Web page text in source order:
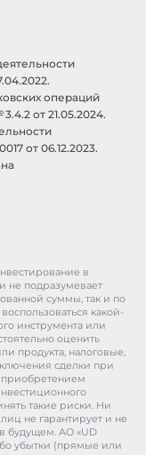
операций
от 21.05.2024.
от 06.12.2023.
в
не подразумевает
суммы, так и по
какой-
инструмента или
оценить
продукта, налоговые,
сделки при
приобретением
такие риски. Ни
не гарантирует и не
будущем. АО «UD
убытки (прямые или